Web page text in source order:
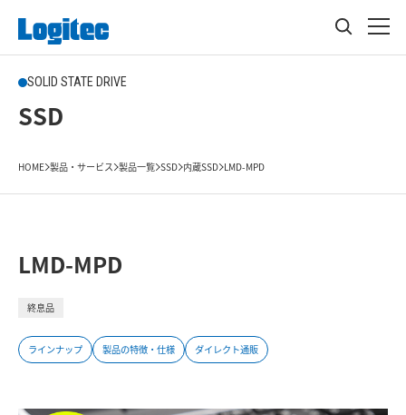
SOLID STATE DRIVE
SSD
HOME 製品・サービス 製品一覧 SSD 内蔵SSD LMD-MPD
LMD-MPD
終息品
ラインナップ 製品の特徴・仕様 ダイレクト通販